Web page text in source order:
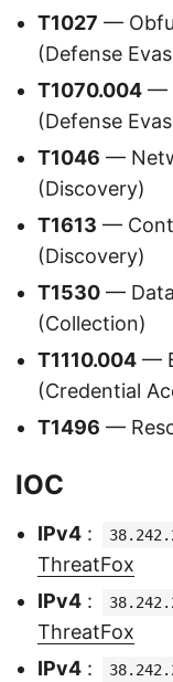
T1027 —
(Defense
T1070.004 —
(Defense
T1046 —
(Discovery)
T1613 —
(Discovery)
T1530 —
(Collection)
T1110.004 —
(Credential
T1496 —
IOC
IPv4 :
ThreatFox
IPv4 :
ThreatFox
IPv4 :